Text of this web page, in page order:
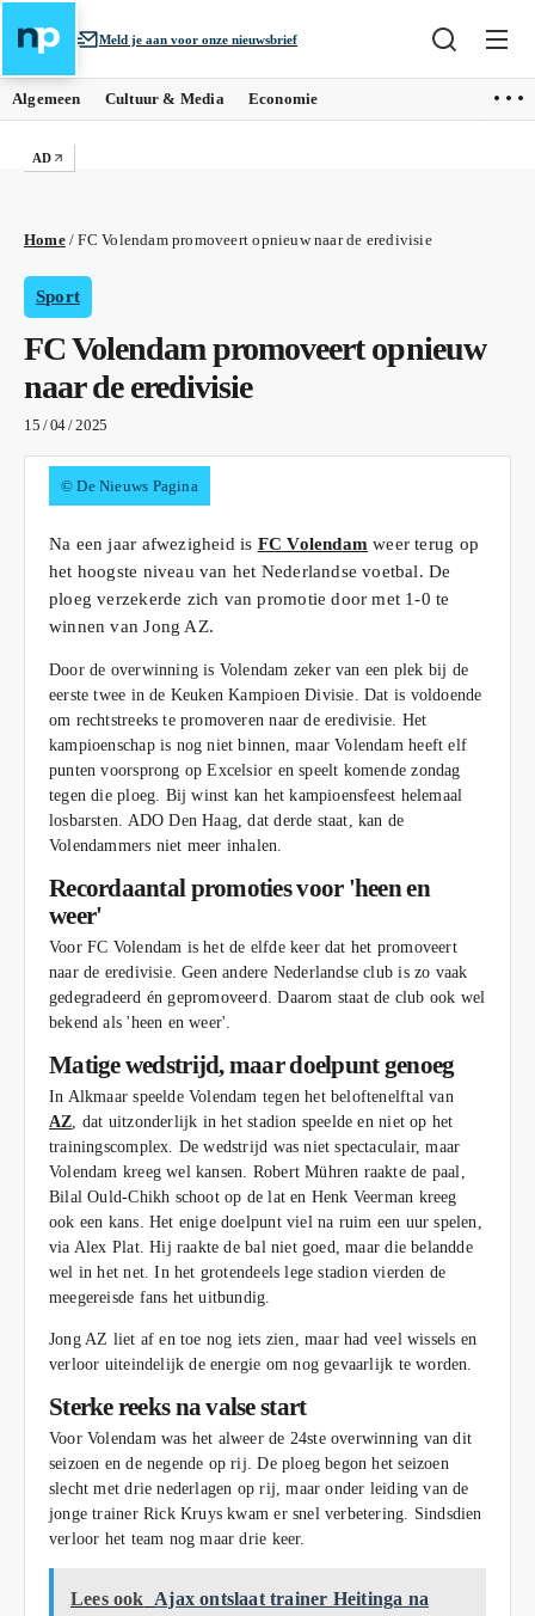
Meld je aan voor onze nieuwsbrief
Algemeen Cultuur & Media Economie
AD
Home/FC Volendam promoveert opnieuw naar de eredivisie
Sport
FC Volendam promoveert opnieuw
naar de eredivisie
15 / 04 / 2025
© De Nieuws Pagina
Na een jaar afwezigheid is FC Volendam weer terug op
het hoogste niveau van het Nederlandse voetbal. De
ploeg verzekerde zich van promotie door met 1-0 te
winnen van Jong AZ.
Door de overwinning is Volendam zeker van een plek bij de
eerste twee in de Keuken Kampioen Divisie. Dat is voldoende
om rechtstreeks te promoveren naar de eredivisie. Het
kampioenschap is nog niet binnen, maar Volendam heeft elf
punten voorsprong op Excelsior en speelt komende zondag
tegen die ploeg. Bij winst kan het kampioensfeest helemaal
losbarsten. ADO Den Haag, dat derde staat, kan de
Volendammers niet meer inhalen.
Recordaantal promoties voor 'heen en
weer'
Voor FC Volendam is het de elfde keer dat het promoveert
naar de eredivisie. Geen andere Nederlandse club is zo vaak
gedegradeerd én gepromoveerd. Daarom staat de club ook wel
bekend als 'heen en weer'.
Matige wedstrijd, maar doelpunt genoeg
In Alkmaar speelde Volendam tegen het beloftenelftal van
AZ, dat uitzonderlijk in het stadion speelde en niet op het
trainingscomplex. De wedstrijd was niet spectaculair, maar
Volendam kreeg wel kansen. Robert Mühren raakte de paal,
Bilal Ould-Chikh schoot op de lat en Henk Veerman kreeg
ook een kans. Het enige doelpunt viel na ruim een uur spelen,
via Alex Plat. Hij raakte de bal niet goed, maar die belandde
wel in het net. In het grotendeels lege stadion vierden de
meegereisde fans het uitbundig.
Jong AZ liet af en toe nog iets zien, maar had veel wissels en
verloor uiteindelijk de energie om nog gevaarlijk te worden.
Sterke reeks na valse start
Voor Volendam was het alweer de 24ste overwinning van dit
seizoen en de negende op rij. De ploeg begon het seizoen
slecht met drie nederlagen op rij, maar onder leiding van de
jonge trainer Rick Kruys kwam er snel verbetering. Sindsdien
verloor het team nog maar drie keer.
Lees ook Ajax ontslaat trainer Heitinga na